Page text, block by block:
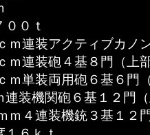
０ｔ
ｍ連装アクティブカノ
連装砲４基８門（上
単装両用砲６基６門
機関砲６基１２門（
４連装機銃３基１２